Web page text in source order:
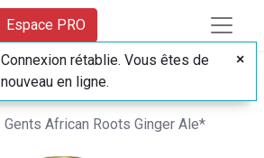
Espace PRO
Gents African Roots Ginger Ale*
Connexion rétablie. Vous êtes de
nouveau en ligne.